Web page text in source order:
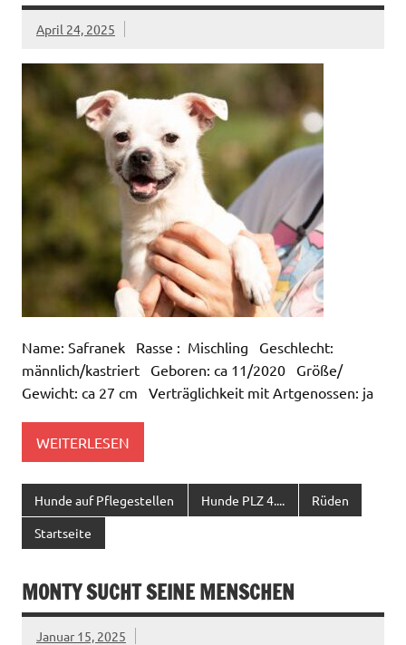
April 24, 2025
Name: Safranek Rasse : Mischling Geschlecht:
männlich/kastriert Geboren: ca 11/2020 Größe/
Gewicht: ca 27 cm Verträglichkeit mit Artgenossen: ja
WEITERLESEN
Hunde auf Pflegestellen Hunde PLZ 4.... Rüden
Startseite
MONTY SUCHT SEINE MENSCHEN
Januar 15, 2025